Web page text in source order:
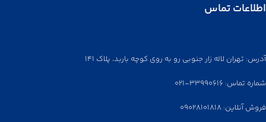
اطلاعات تماس
آدرس: تهران لاله زار جنوبی رو به روی کوچه باربد، پلاک ۱۴۱
شماره تماس: ۳۳۹۹۰۶۱۶-۰۲۱
فروش آنلاین: ۰۹۰۲۸۱۰۱۸۱۸